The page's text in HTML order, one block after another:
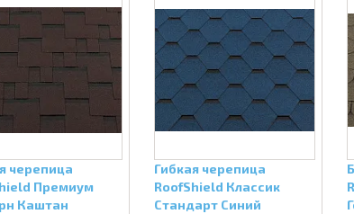
черепица
Премиум
Каштан
Гибкая черепица
RoofShield Классик
Стандарт Синий